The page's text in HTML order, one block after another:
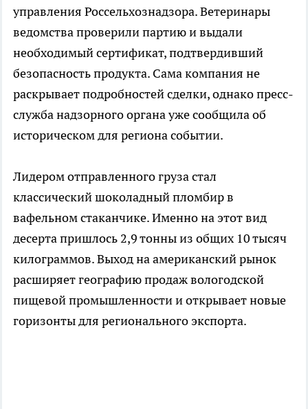
управления Россельхознадзора. Ветеринары
ведомства проверили партию и выдали
необходимый сертификат, подтвердивший
безопасность продукта. Сама компания не
раскрывает подробностей сделки, однако пресс-
служба надзорного органа уже сообщила об
историческом для региона событии.
Лидером отправленного груза стал
классический шоколадный пломбир в
вафельном стаканчике. Именно на этот вид
десерта пришлось 2,9 тонны из общих 10 тысяч
килограммов. Выход на американский рынок
расширяет географию продаж вологодской
пищевой промышленности и открывает новые
горизонты для регионального экспорта.